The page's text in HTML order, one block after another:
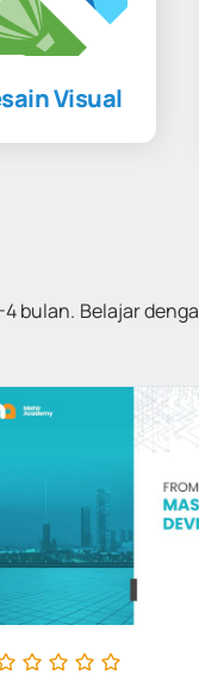
Visual
bulan. Belajar